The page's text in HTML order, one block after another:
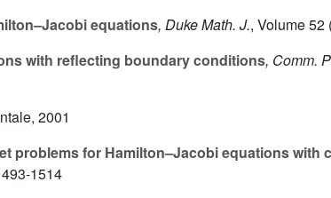
equations, Duke Math. J., Volume 52
with reflecting boundary conditions, Comm.
2001
problems for Hamilton–Jacobi equations with
1514